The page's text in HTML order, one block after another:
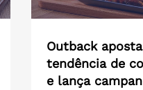
Outback
tendência de
e lança